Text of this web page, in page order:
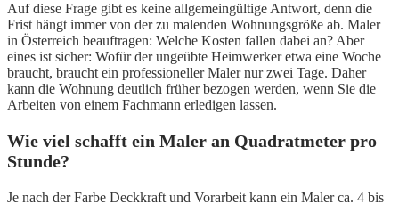
Auf diese Frage gibt es keine allgemeingültige Antwort, denn die
Frist hängt immer von der zu malenden Wohnungsgröße ab. Maler
in Österreich beauftragen: Welche Kosten fallen dabei an? Aber
eines ist sicher: Wofür der ungeübte Heimwerker etwa eine Woche
braucht, braucht ein professioneller Maler nur zwei Tage. Daher
kann die Wohnung deutlich früher bezogen werden, wenn Sie die
Arbeiten von einem Fachmann erledigen lassen.
Wie viel schafft ein Maler an Quadratmeter pro
Stunde?
Je nach der Farbe Deckkraft und Vorarbeit kann ein Maler ca. 4 bis